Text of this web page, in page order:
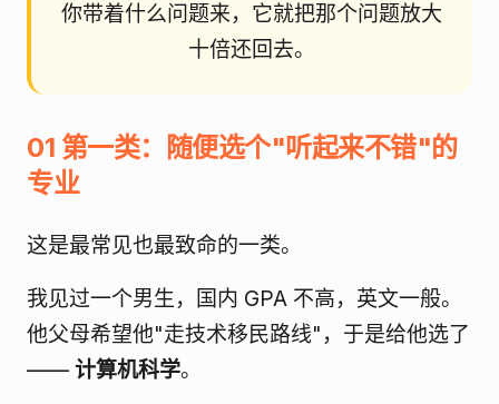
你带着什么问题来，它就把那个问题放大
十倍还回去。
01 第一类：随便选个"听起来不错"的
专业
这是最常见也最致命的一类。
我见过一个男生，国内 GPA 不高，英文一般。
他父母希望他"走技术移民路线"，于是给他选了
—— 计算机科学。